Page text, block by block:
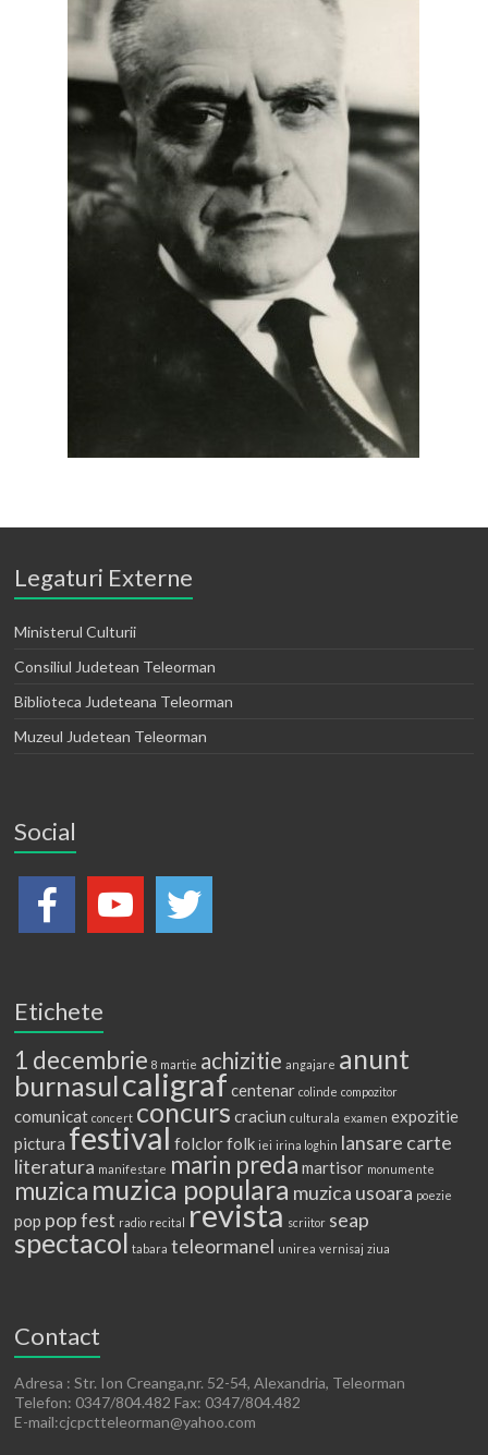
Legaturi Externe
Ministerul Culturii
Consiliul Judetean Teleorman
Biblioteca Judeteana Teleorman
Muzeul Judetean Teleorman
Social
Etichete
1 decembrie 8 martie achizitie angajare anunt
burnasulcaligraf centenar colinde compozitor
comunicat concert concurs craciun culturala examen expozitie
pictura festival folclorfolk iei irina loghin lansare carte
literatura manifestare marin preda martisor monumente
muzica muzica populara muzica usoara poezie
pop pop fest radio recital revista scriitor seap
spectacol tabara teleormanel unirea vernisaj ziua
Contact
Adresa : Str. Ion Creanga,nr. 52-54, Alexandria, Teleorman
Telefon: 0347/804.482 Fax: 0347/804.482
E-mail:cjcpctteleorman@yahoo.com